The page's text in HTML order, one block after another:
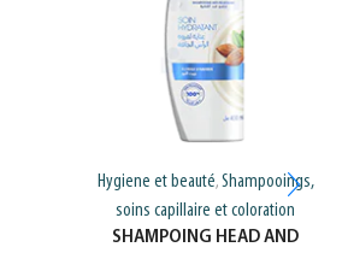
Hygiene et beauté, Shampooings,
soins capillaire et coloration
SHAMPOING HEAD AND